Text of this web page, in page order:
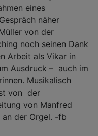
eines
näher
von der
noch seinen Dank
Arbeit als Vikar in
Ausdruck – auch im
Musikalisch
von der
von Manfred
der Orgel. -fb